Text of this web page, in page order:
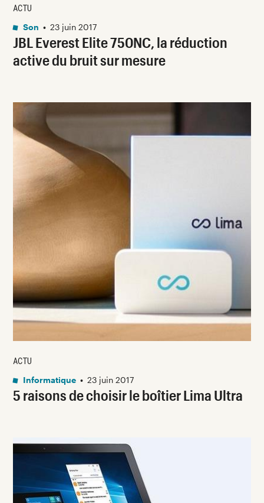
JBL Everest Elite 750NC, la réduction
active du bruit sur mesure
ACTU
Son • 23 juin 2017
5 raisons de choisir le boîtier Lima Ultra
ACTU
Informatique • 23 juin 2017